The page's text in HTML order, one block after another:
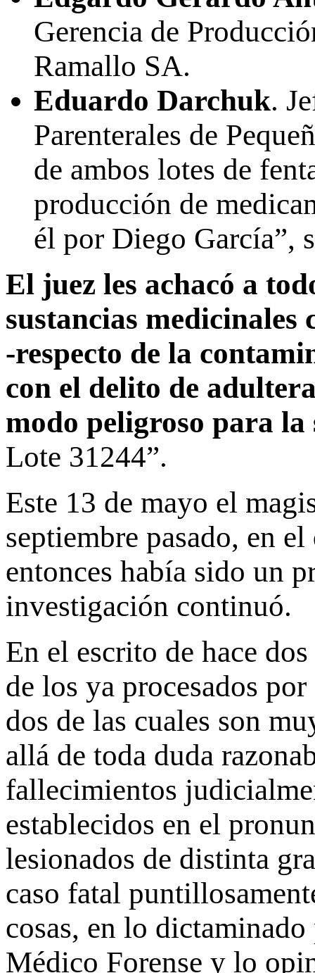
Gerencia de
Ramallo SA.
Eduardo Darchuk.
Parenterales de
de ambos lotes de
producción de
él por Diego García”,
El juez les achacó a
sustancias medicinales
-respecto de la
con el delito de
modo peligroso para la
Lote 31244”.
Este 13 de mayo el
septiembre pasado, en
entonces había sido un
investigación continuó.
En el escrito de hace
de los ya procesados
dos de las cuales son
allá de toda duda
fallecimientos
establecidos en el
lesionados de distinta
caso fatal
cosas, en lo
Médico Forense y lo